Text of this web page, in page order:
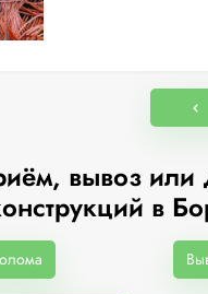
вывоз или
в